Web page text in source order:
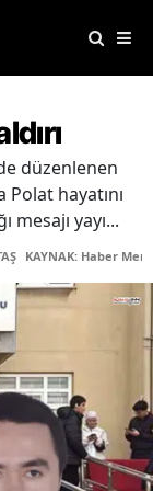
düzenlenen
Polat hayatını
mesajı yayı...
KAYNAK: Haber